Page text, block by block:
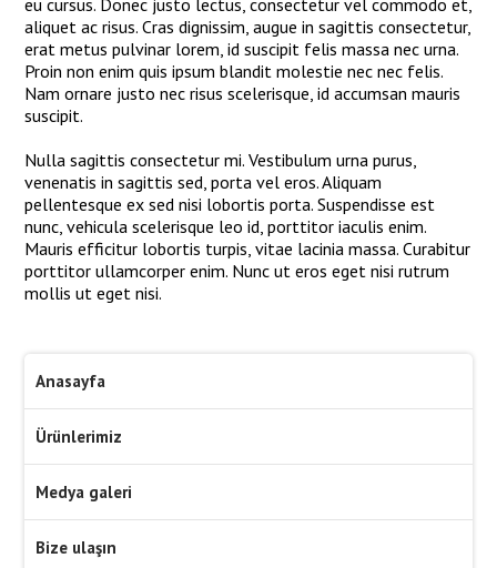
aliquet ac risus. Cras dignissim, augue in sagittis consectetur,
erat metus pulvinar lorem, id suscipit felis massa nec urna.
Proin non enim quis ipsum blandit molestie nec nec felis.
Nam ornare justo nec risus scelerisque, id accumsan mauris
suscipit.
Nulla sagittis consectetur mi. Vestibulum urna purus,
venenatis in sagittis sed, porta vel eros. Aliquam
pellentesque ex sed nisi lobortis porta. Suspendisse est
nunc, vehicula scelerisque leo id, porttitor iaculis enim.
Mauris efficitur lobortis turpis, vitae lacinia massa. Curabitur
porttitor ullamcorper enim. Nunc ut eros eget nisi rutrum
mollis ut eget nisi.
Anasayfa
Ürünlerimiz
Medya galeri
Bize ulaşın